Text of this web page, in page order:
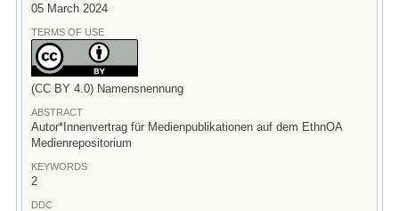
05 March 2024
TERMS OF USE
(CC BY 4.0) Namensnennung
ABSTRACT
Autor*Innenvertrag für Medienpublikationen auf dem EthnOA
Medienrepositorium
KEYWORDS
2
DDC